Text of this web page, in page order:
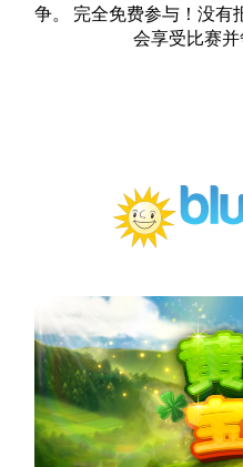
争。 完全免费参与！没有
会享受比赛并